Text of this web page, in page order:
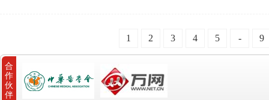
1 2 3 4 5 - 9
合
作
伙
伴